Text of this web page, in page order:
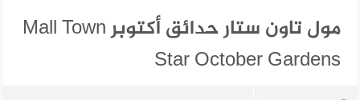
مول تاون ستار حدائق أكتوبر Mall Town
Star October Gardens